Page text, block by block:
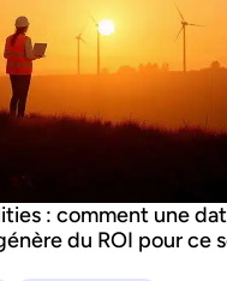
: comment une
du ROI pour ce